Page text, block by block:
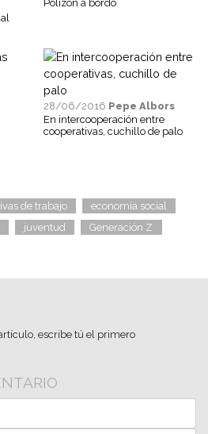
Polizón a bordo
28/06/2016 Pepe Albors
En intercooperación entre
cooperativas, cuchillo de palo
de trabajo
economía social
juventud
Generación Z
escribe tú el primero